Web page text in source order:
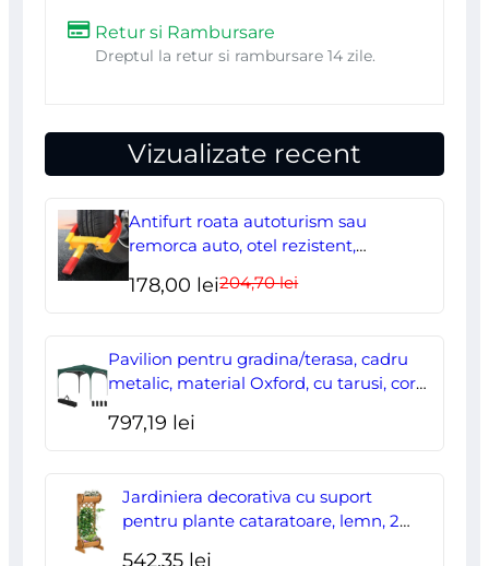
Retur si Rambursare
Dreptul la retur si rambursare 14 zile.
Vizualizate recent
Antifurt roata autoturism sau
remorca auto, otel rezistent,
204,70leiPrețul
a
fost:
178,00 lei
Prețul
este:
178,00 lei.
Pavilion pentru gradina/terasa, cadru
metalic, material Oxford, cu tarusi, corzi
2.95×2.95×2.55 m
797,19 lei
Jardiniera decorativa cu suport
pentru plante cataratoare, lemn, 2
542,35 lei